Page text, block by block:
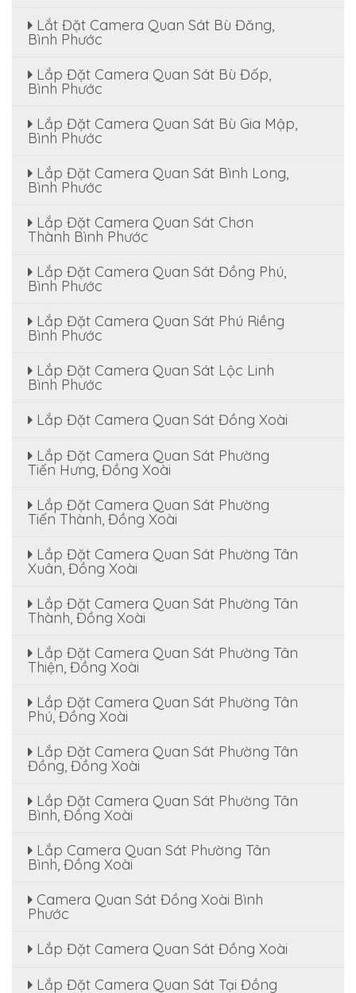
Lắt Đặt Camera Quan Sát Bù Đăng,
Bình Phước
Lắp Đặt Camera Quan Sát Bù Đốp,
Bình Phước
Lắp Đặt Camera Quan Sát Bù Gia Mập,
Bình Phước
Lắp Đặt Camera Quan Sát Bình Long,
Bình Phước
Lắp Đặt Camera Quan Sát Chơn
Thành Bình Phước
Lắp Đặt Camera Quan Sát Đồng Phú,
Bình Phước
Lắp Đặt Camera Quan Sát Phú Riềng
Bình Phước
Lắp Đặt Camera Quan Sát Lộc Linh
Bình Phước
Lắp Đặt Camera Quan Sát Đồng Xoài
Lắp Đặt Camera Quan Sát Phường
Tiến Hưng, Đồng Xoài
Lắp Đặt Camera Quan Sát Phường
Tiến Thành, Đồng Xoài
Lắp Đặt Camera Quan Sát Phường Tân
Xuân, Đồng Xoài
Lắp Đặt Camera Quan Sát Phường Tân
Thành, Đồng Xoài
Lắp Đặt Camera Quan Sát Phường Tân
Thiện, Đồng Xoài
Lắp Đặt Camera Quan Sát Phường Tân
Phú, Đồng Xoài
Lắp Đặt Camera Quan Sát Phường Tân
Đồng, Đồng Xoài
Lắp Đặt Camera Quan Sát Phường Tân
Bình, Đồng Xoài
Lắp Camera Quan Sát Phường Tân
Bình, Đồng Xoài
Camera Quan Sát Đồng Xoài Bình
Phước
Lắp Đặt Camera Quan Sát Đồng Xoài
Lắp Đặt Camera Quan Sát Tại Đồng